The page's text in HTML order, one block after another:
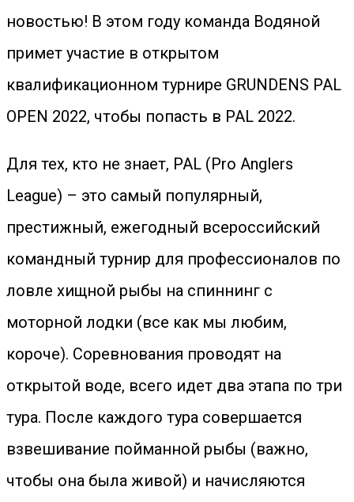
новостью! В этом году команда Водяной
примет участие в открытом
квалификационном турнире GRUNDENS PAL
OPEN 2022, чтобы попасть в PAL 2022.
Для тех, кто не знает, PAL (Pro Anglers
League) – это самый популярный,
престижный, ежегодный всероссийский
командный турнир для профессионалов по
ловле хищной рыбы на спиннинг с
моторной лодки (все как мы любим,
короче). Соревнования проводят на
открытой воде, всего идет два этапа по три
тура. После каждого тура совершается
взвешивание пойманной рыбы (важно,
чтобы она была живой) и начисляются